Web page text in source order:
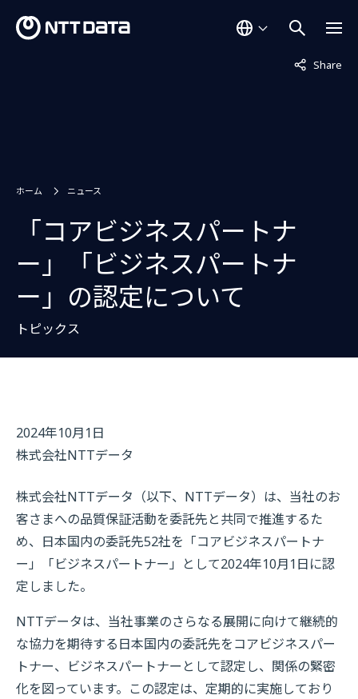
Share
非表示中
ホーム ニュース
「コアビジネスパートナ
ー」「ビジネスパートナ
ー」の認定について
トピックス
2024年10月1日
株式会社NTTデータ
株式会社NTTデータ（以下、NTTデータ）は、当社のお
客さまへの品質保証活動を委託先と共同で推進するた
め、日本国内の委託先52社を「コアビジネスパートナ
ー」「ビジネスパートナー」として2024年10月1日に認
定しました。
NTTデータは、当社事業のさらなる展開に向けて継続的
な協力を期待する日本国内の委託先をコアビジネスパー
トナー、ビジネスパートナーとして認定し、関係の緊密
化を図っています。この認定は、定期的に実施しており